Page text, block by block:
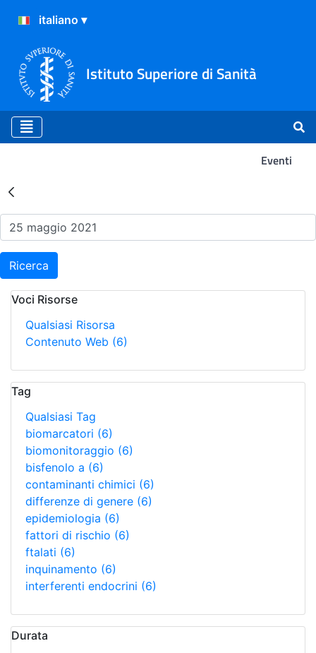
Istituto Superiore di Sanità
Eventi
Risultati della Ricerca -
Ricerca
Voci Risorse
Qualsiasi Risorsa
Contenuto Web (6)
Tag
Qualsiasi Tag
biomarcatori (6)
biomonitoraggio (6)
bisfenolo a (6)
contaminanti chimici (6)
differenze di genere (6)
epidemiologia (6)
fattori di rischio (6)
ftalati (6)
inquinamento (6)
interferenti endocrini (6)
Durata